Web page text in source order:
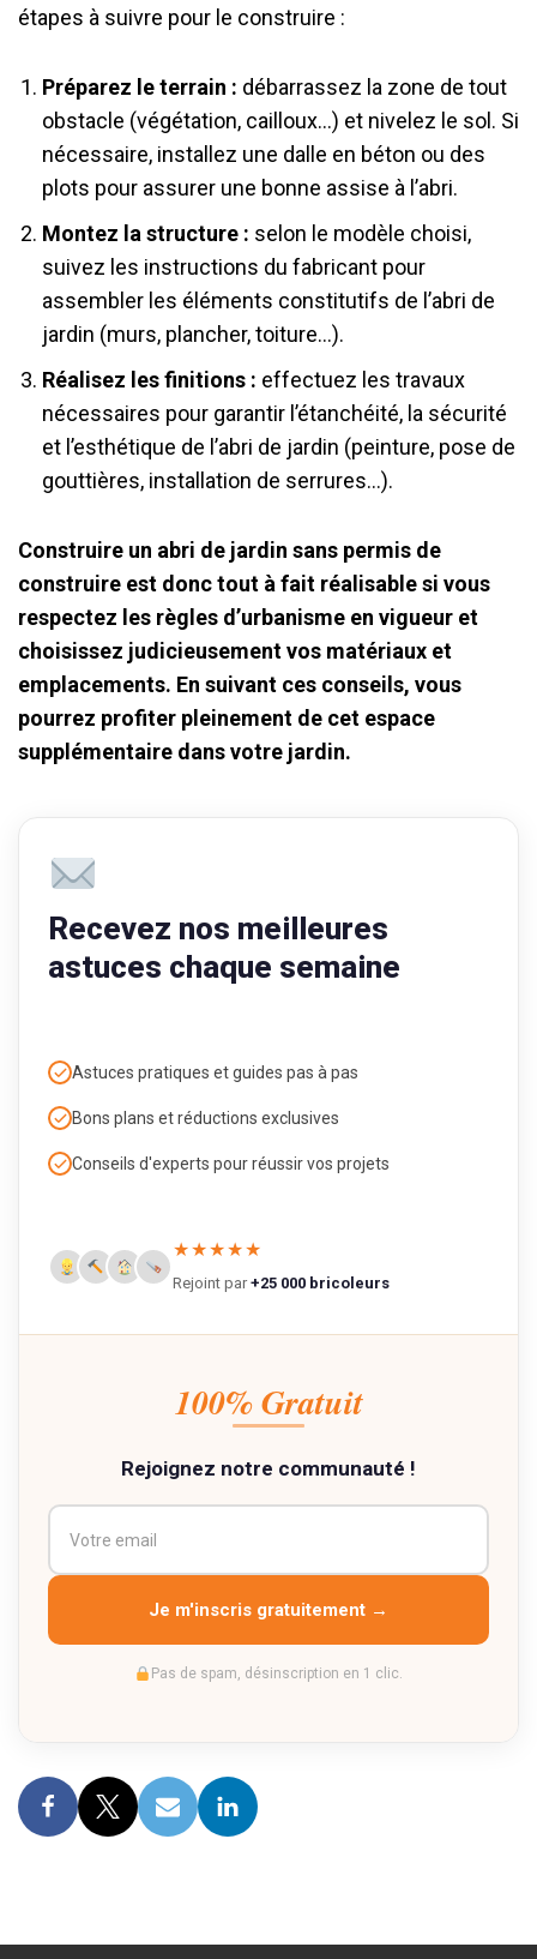
étapes à suivre pour le construire :
Préparez le terrain : débarrassez la zone de tout
obstacle (végétation, cailloux…) et nivelez le sol. Si
nécessaire, installez une dalle en béton ou des
plots pour assurer une bonne assise à l’abri.
Montez la structure : selon le modèle choisi,
suivez les instructions du fabricant pour
assembler les éléments constitutifs de l’abri de
jardin (murs, plancher, toiture…).
Réalisez les finitions : effectuez les travaux
nécessaires pour garantir l’étanchéité, la sécurité
et l’esthétique de l’abri de jardin (peinture, pose de
gouttières, installation de serrures…).
Construire un abri de jardin sans permis de
construire est donc tout à fait réalisable si vous
respectez les règles d’urbanisme en vigueur et
choisissez judicieusement vos matériaux et
emplacements. En suivant ces conseils, vous
pourrez profiter pleinement de cet espace
supplémentaire dans votre jardin.
Recevez nos meilleures
astuces chaque semaine
Astuces pratiques et guides pas à pas
Bons plans et réductions exclusives
Conseils d'experts pour réussir vos projets
★★★★★
Rejoint par+25 000 bricoleurs
100% Gratuit
Rejoignez notre communauté !
Je m'inscris gratuitement →
Pas de spam, désinscription en 1 clic.